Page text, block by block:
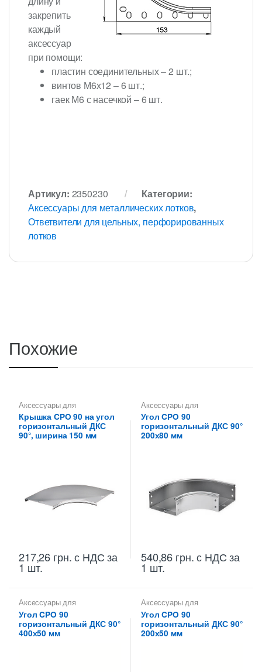
закрепить
каждый
аксессуар
при помощи:
пластин соединительных – 2 шт.;
винтов М6х12 – 6 шт.;
гаек М6 с насечкой – 6 шт.
Артикул: 2350230
Категории:
Аксессуары для металлических лотков,
Ответвители для цельных, перфорированных
лотков
Похожие
Аксессуары для
металлических лотков
Крышки на повороты,
ответвители
Крышка CPO 90 на угол
горизонтальный ДКС
90°, ширина 150 мм
217,26 грн.с НДС за
1 шт.
Аксессуары для
металлических лотков
для цельных,
перфорированных лотков
Угол CPO 90
горизонтальный ДКС 90°
200х80 мм
540,86 грн.с НДС за
1 шт.
Аксессуары для
металлических лотков
для цельных,
перфорированных лотков
Угол CPO 90
горизонтальный ДКС 90°
400х50 мм
Аксессуары для
металлических лотков
для цельных,
перфорированных лотков
Угол CPO 90
горизонтальный ДКС 90°
200х50 мм